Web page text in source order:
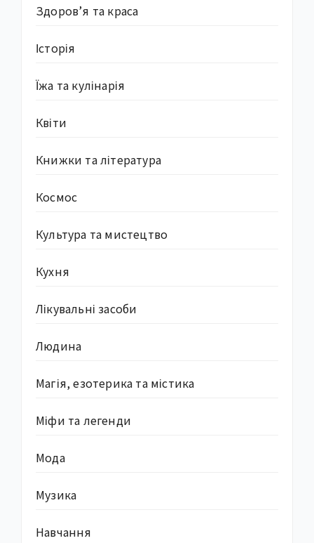
Здоров’я та краса
Історія
Їжа та кулінарія
Квіти
Книжки та література
Космос
Культура та мистецтво
Кухня
Лікувальні засоби
Людина
Магія, езотерика та містика
Міфи та легенди
Мода
Музика
Навчання